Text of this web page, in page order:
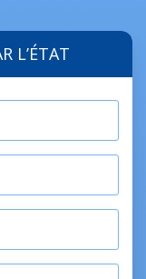
L’ÉTAT